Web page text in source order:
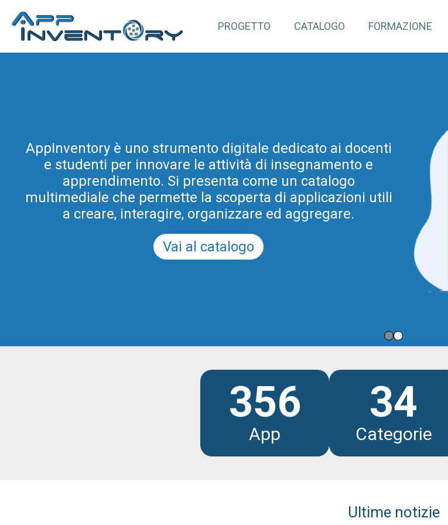
PROGETTO CATALOGO FORMAZIONE
AppInventory è uno strumento digitale dedicato ai docenti
e studenti per innovare le attività di insegnamento e
apprendimento. Si presenta come un catalogo
multimediale che permette la scoperta di applicazioni utili
a creare, interagire, organizzare ed aggregare.
Vai al catalogo
rappresenta un’azione mirata di formazione continua per
gli insegnanti di scuole di ogni ordine e grado. Tale
progetto rientra tra le azioni di innovazione metodologica
e didattica promosse dal Programma Regionale per la
Scuola Digitale in Friuli Venezia Giulia 2025-2028 (e prima
del PRSD FVG 2021-2025).
Scopri tutti i moduli
356
App
34
Categorie
Ultime notizie